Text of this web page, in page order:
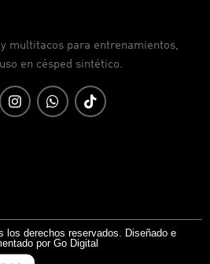
multitacos para entrenamientos,
en césped sintético.
los derechos reservados. Diseñado e
por Go Digital